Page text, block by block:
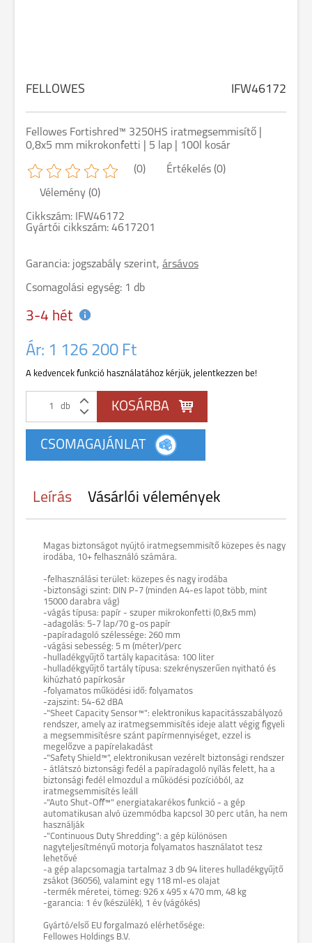
FELLOWES IFW46172
Fellowes Fortishred™ 3250HS iratmegsemmisítő |
0,8x5 mm mikrokonfetti | 5 lap | 100l kosár
(0) Értékelés (0)
Vélemény (0)
Cikkszám: IFW46172
Gyártói cikkszám: 4617201
Garancia: jogszabály szerint, ársávos
Csomagolási egység: 1 db
3-4 hét
Ár: 1 126 200 Ft
A kedvencek funkció használatához kérjük, jelentkezzen be!
db
Leírás Vásárlói vélemények
Magas biztonságot nyújtó iratmegsemmisítő közepes és nagy
irodába, 10+ felhasználó számára.
-felhasználási terület: közepes és nagy irodába
-biztonsági szint: DIN P-7 (minden A4-es lapot több, mint
15000 darabra vág)
-vágás típusa: papír - szuper mikrokonfetti (0,8x5 mm)
-adagolás: 5-7 lap/70 g-os papír
-papíradagoló szélessége: 260 mm
-vágási sebesség: 5 m (méter)/perc
-hulladékgyűjtő tartály kapacitása: 100 liter
-hulladékgyűjtő tartály típusa: szekrényszerűen nyitható és
kihúzható papírkosár
-folyamatos működési idő: folyamatos
-zajszint: 54-62 dBA
-"Sheet Capacity Sensor™": elektronikus kapacitásszabályozó
rendszer, amely az iratmegsemmisítés ideje alatt végig figyeli
a megsemmisítésre szánt papírmennyiséget, ezzel is
megelőzve a papírelakadást
-"Safety Shield™", elektronikusan vezérelt biztonsági rendszer
- átlátszó biztonsági fedél a papíradagoló nyílás felett, ha a
biztonsági fedél elmozdul a működési pozícióból, az
iratmegsemmisítés leáll
-"Auto Shut-Off™" energiatakarékos funkció - a gép
automatikusan alvó üzemmódba kapcsol 30 perc után, ha nem
használják
-"Continuous Duty Shredding": a gép különösen
nagyteljesítményű motorja folyamatos használatot tesz
lehetővé
-a gép alapcsomagja tartalmaz 3 db 94 literes hulladékgyűjtő
zsákot (36056), valamint egy 118 ml-es olajat
-termék méretei, tömeg: 926 x 495 x 470 mm, 48 kg
-garancia: 1 év (készülék), 1 év (vágókés)
Gyártó/első EU forgalmazó elérhetősége:
Fellowes Holdings B.V.